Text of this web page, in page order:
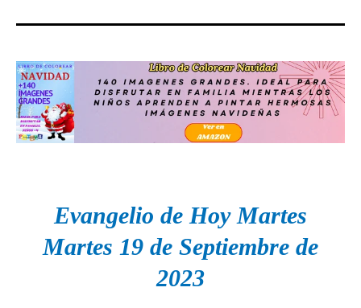
Evangelio de Hoy Martes
Martes 19 de Septiembre de
2023